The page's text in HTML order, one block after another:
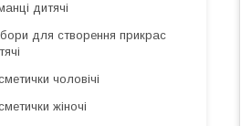
дитячі
для створення прикрас
чоловічі
жіночі